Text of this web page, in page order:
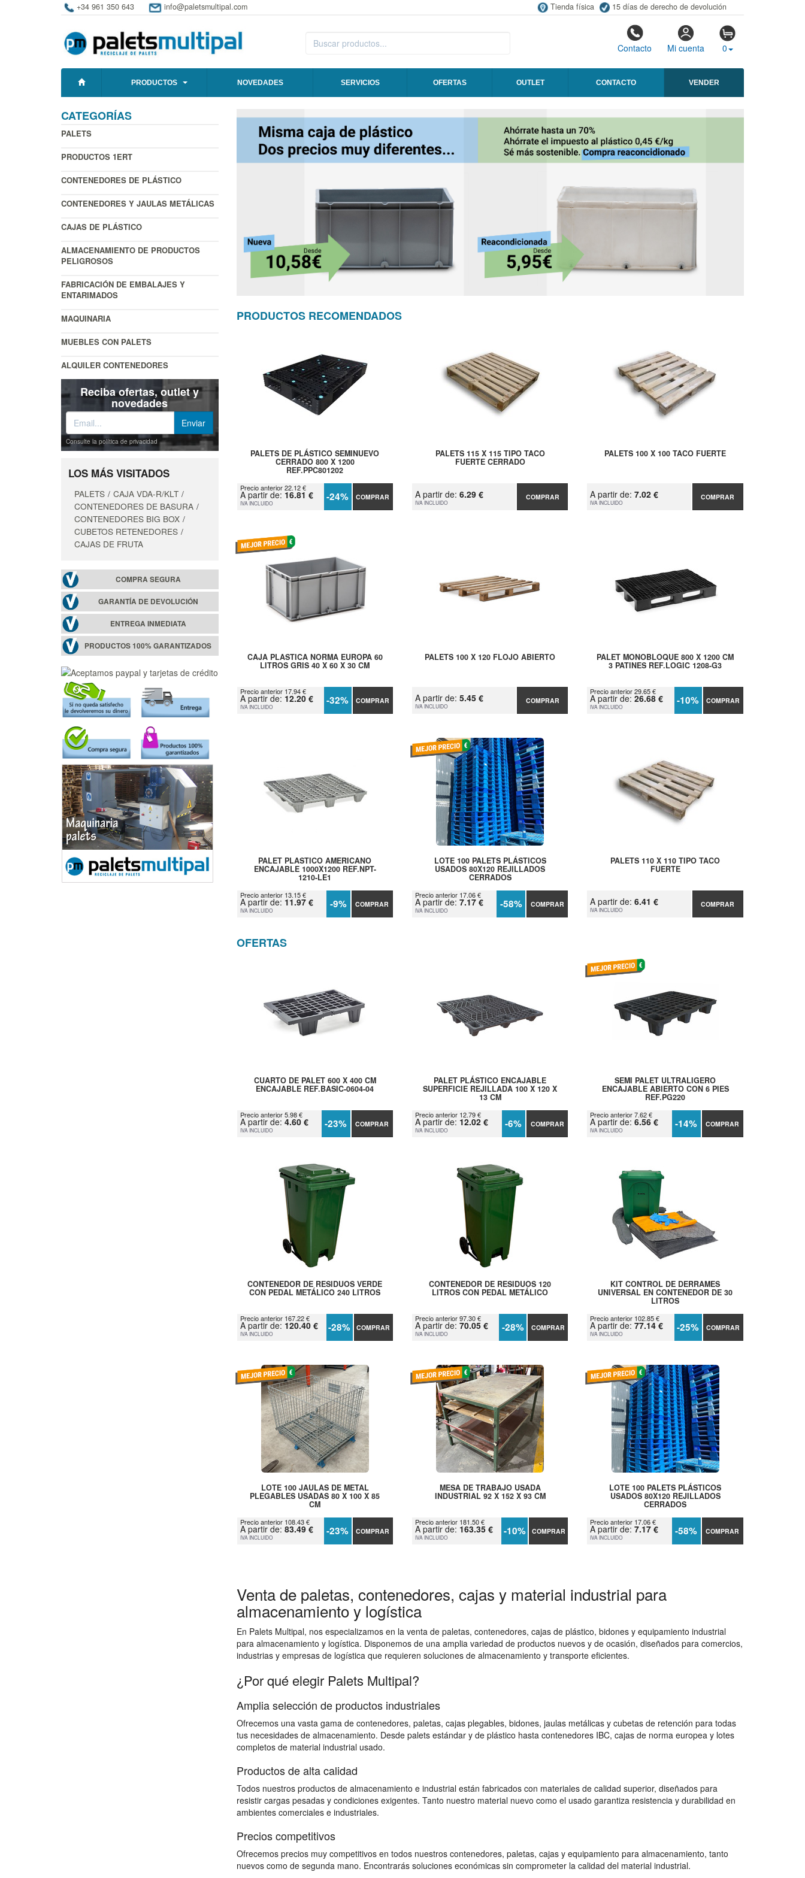
+34 961 350 643 info@paletsmultipal.com Tienda física 15 días de derecho de devolución
Contacto Mi cuenta 0
PRODUCTOS NOVEDADES SERVICIOS OFERTAS OUTLET CONTACTO VENDER
CATEGORÍAS
PALETS
PRODUCTOS 1ERT
CONTENEDORES DE PLÁSTICO
CONTENEDORES Y JAULAS METÁLICAS
CAJAS DE PLÁSTICO
ALMACENAMIENTO DE PRODUCTOS
PELIGROSOS
FABRICACIÓN DE EMBALAJES Y
ENTARIMADOS
MAQUINARIA
MUEBLES CON PALETS
ALQUILER CONTENEDORES
Reciba ofertas, outlet y
novedades
Consulte la política de privacidad
LOS MÁS VISITADOS
PALETS
CAJA VDA-R/KLT
CONTENEDORES DE BASURA
CONTENEDORES BIG BOX
CUBETOS RETENEDORES
CAJAS DE FRUTA
COMPRA SEGURA
GARANTÍA DE DEVOLUCIÓN
ENTREGA INMEDIATA
PRODUCTOS 100% GARANTIZADOS
PRODUCTOS RECOMENDADOS
PALETS DE PLÁSTICO SEMINUEVO
CERRADO 800 X 1200
REF.PPC801202
Precio anterior 22.12 €
A partir de: 16.81 €
IVA INCLUIDO -24% COMPRAR
PALETS 115 X 115 TIPO TACO
FUERTE CERRADO
A partir de: 6.29 €
IVA INCLUIDO
COMPRAR
PALETS 100 X 100 TACO FUERTE
A partir de:7.02 €
IVA INCLUIDO
COMPRAR
CAJA PLASTICA NORMA EUROPA 60
LITROS GRIS 40 X 60 X 30 CM
Precio anterior 17.94 €
A partir de: 12.20 €
IVA INCLUIDO -32% COMPRAR
PALETS 100 X 120 FLOJO ABIERTO
A partir de: 5.45 €
IVA INCLUIDO
COMPRAR
PALET MONOBLOQUE 800 X 1200 CM
3 PATINES REF.LOGIC 1208-G3
Precio anterior 29.65 €
A partir de:26.68 €
IVA INCLUIDO -10% COMPRAR
PALET PLASTICO AMERICANO
ENCAJABLE 1000X1200 REF.NPT-
1210-LE1
Precio anterior 13.15 €
A partir de: 11.97 €
IVA INCLUIDO -9% COMPRAR
LOTE 100 PALETS PLÁSTICOS
USADOS 80X120 REJILLADOS
CERRADOS
Precio anterior 17.06 €
A partir de: 7.17 €
IVA INCLUIDO -58% COMPRAR
PALETS 110 X 110 TIPO TACO
FUERTE
A partir de:6.41 €
IVA INCLUIDO
COMPRAR
OFERTAS
CUARTO DE PALET 600 X 400 CM
ENCAJABLE REF.BASIC-0604-04
Precio anterior 5.98 €
A partir de: 4.60 €
IVA INCLUIDO -23% COMPRAR
PALET PLÁSTICO ENCAJABLE
SUPERFICIE REJILLADA 100 X 120 X
13 CM
Precio anterior 12.79 €
A partir de: 12.02 €
IVA INCLUIDO -6% COMPRAR
SEMI PALET ULTRALIGERO
ENCAJABLE ABIERTO CON 6 PIES
REF.PG220
Precio anterior 7.62 €
A partir de:6.56 €
IVA INCLUIDO -14% COMPRAR
CONTENEDOR DE RESIDUOS VERDE
CON PEDAL METÁLICO 240 LITROS
Precio anterior 167.22 €
A partir de: 120.40 €
IVA INCLUIDO -28% COMPRAR
CONTENEDOR DE RESIDUOS 120
LITROS CON PEDAL METÁLICO
Precio anterior 97.30 €
A partir de: 70.05 €
IVA INCLUIDO -28% COMPRAR
KIT CONTROL DE DERRAMES
UNIVERSAL EN CONTENEDOR DE 30
LITROS
Precio anterior 102.85 €
A partir de:77.14 €
IVA INCLUIDO -25% COMPRAR
LOTE 100 JAULAS DE METAL
PLEGABLES USADAS 80 X 100 X 85
CM
Precio anterior 108.43 €
A partir de: 83.49 €
IVA INCLUIDO -23% COMPRAR
MESA DE TRABAJO USADA
INDUSTRIAL 92 X 152 X 93 CM
Precio anterior 181.50 €
A partir de: 163.35 €
IVA INCLUIDO -10% COMPRAR
LOTE 100 PALETS PLÁSTICOS
USADOS 80X120 REJILLADOS
CERRADOS
Precio anterior 17.06 €
A partir de:7.17 €
IVA INCLUIDO -58% COMPRAR
Venta de paletas, contenedores, cajas y material industrial para
almacenamiento y logística
En Palets Multipal, nos especializamos en la venta de paletas, contenedores, cajas de plástico, bidones y equipamiento industrial
para almacenamiento y logística. Disponemos de una amplia variedad de productos nuevos y de ocasión, diseñados para comercios,
industrias y empresas de logística que requieren soluciones de almacenamiento y transporte eficientes.
¿Por qué elegir Palets Multipal?
Amplia selección de productos industriales
Ofrecemos una vasta gama de contenedores, paletas, cajas plegables, bidones, jaulas metálicas y cubetas de retención para todas
tus necesidades de almacenamiento. Desde palets estándar y de plástico hasta contenedores IBC, cajas de norma europea y lotes
completos de material industrial usado.
Productos de alta calidad
Todos nuestros productos de almacenamiento e industrial están fabricados con materiales de calidad superior, diseñados para
resistir cargas pesadas y condiciones exigentes. Tanto nuestro material nuevo como el usado garantiza resistencia y durabilidad en
ambientes comerciales e industriales.
Precios competitivos
Ofrecemos precios muy competitivos en todos nuestros contenedores, paletas, cajas y equipamiento para almacenamiento, tanto
nuevos como de segunda mano. Encontrarás soluciones económicas sin comprometer la calidad del material industrial.